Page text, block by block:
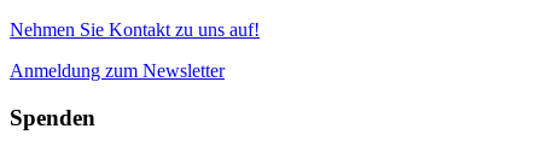
Nehmen Sie Kontakt zu uns auf!
Anmeldung zum Newsletter
Spenden